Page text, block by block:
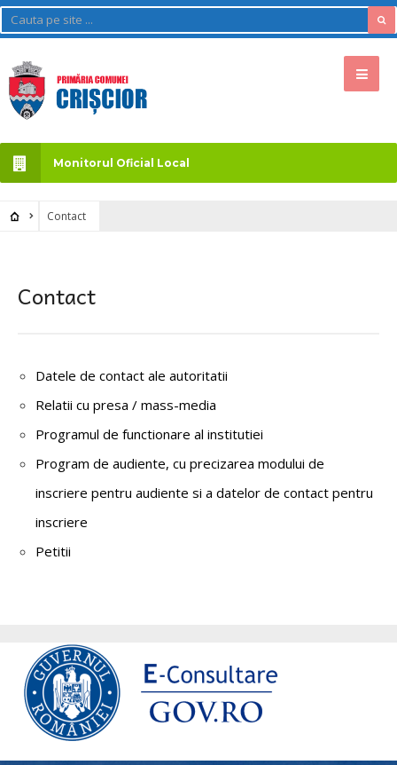
Monitorul Oficial Local
Contact
Contact
Datele de contact ale autoritatii
Relatii cu presa / mass-media
Programul de functionare al institutiei
Program de audiente, cu precizarea modului de
inscriere pentru audiente si a datelor de contact pentru
inscriere
Petitii